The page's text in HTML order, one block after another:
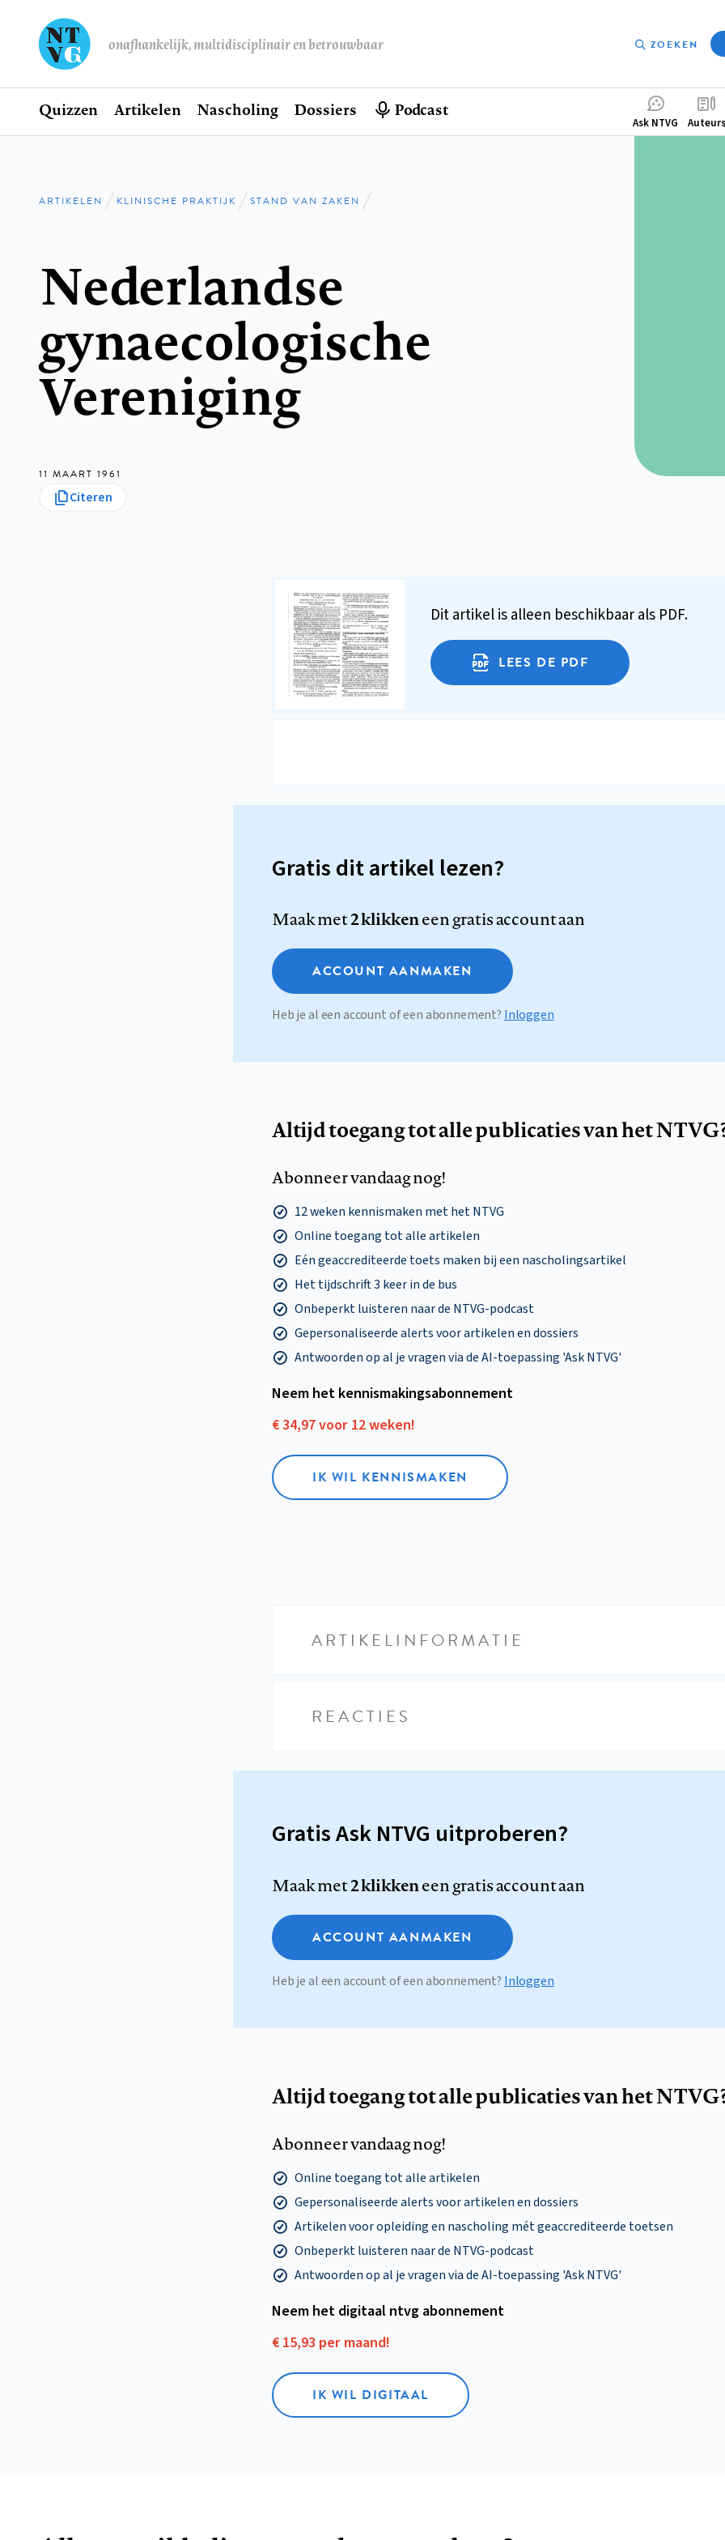
onafhankelijk, multidisciplinair en betrouwbaar ZOEKEN
Hoofdnavigatie
Home
Quizzen Artikelen Nascholing Dossiers Podcast
Ask NTVG Auteurs
Kruimelpad
ARTIKELEN KLINISCHE PRAKTIJK STAND VAN ZAKEN
Nederlandse
gynaecologische
Vereniging
11 MAART 1961
Citeren
Dit artikel is alleen beschikbaar als PDF.
LEES DE PDF
Gratis dit artikel lezen?
Maak met2 klikkeneen gratis account aan
ACCOUNT AANMAKEN
Heb je al een account of een abonnement? Inloggen
Altijd toegang tot alle publicaties van het
Abonneer vandaag nog!
12 weken kennismaken met het NTVG
Online toegang tot alle artikelen
Eén geaccrediteerde toets maken bij een nascholingsartikel
Het tijdschrift 3 keer in de bus
Onbeperkt luisteren naar de NTVG-podcast
Gepersonaliseerde alerts voor artikelen en dossiers
Antwoorden op al je vragen via de AI-toepassing 'Ask NTVG'
Neem het kennismakings­abonnement
€ 34,97 voor 12 weken!
IK WIL KENNISMAKEN
ARTIKELINFORMATIE
REACTIES
Gratis Ask NTVG uitproberen?
Maak met2 klikkeneen gratis account aan
ACCOUNT AANMAKEN
Heb je al een account of een abonnement? Inloggen
Altijd toegang tot alle publicaties van het
Abonneer vandaag nog!
Online toegang tot alle artikelen
Gepersonaliseerde alerts voor artikelen en dossiers
Artikelen voor opleiding en nascholing mét geaccrediteerde toetsen
Onbeperkt luisteren naar de NTVG-podcast
Antwoorden op al je vragen via de AI-toepassing 'Ask NTVG'
Neem het digitaal ntvg abonnement
€ 15,93 per maand!
IK WIL DIGITAAL